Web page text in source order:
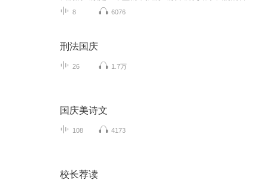
8 6076
刑法国庆
26 1.7万
国庆美诗文
108 4173
校长荐读